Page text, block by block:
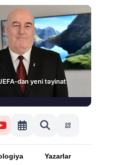
dan yeni təyinat
Yazarlar